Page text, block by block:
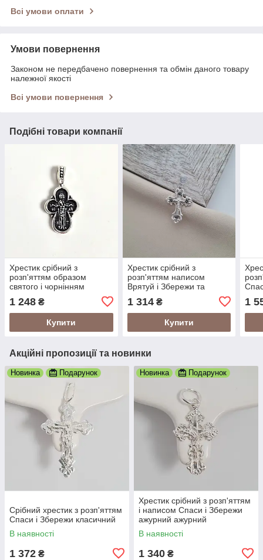
Всі умови оплати
Умови повернення
Законом не передбачено повернення та обмін даного товару
належної якості
Всі умови повернення
Подібні товари компанії
Хрестик срібний з
розп'яттям образом
святого і чорнінням
1 248 ₴
Купити
Хрестик срібний з
розп'яттям написом
Врятуй і Збережи та
1 314₴
Купити
1
Акційні пропозиції та новинки
Новинка Подарунок
Срібний хрестик з розп'яттям
Спаси і Збережи класичний
В наявності
1 372 ₴
Новинка Подарунок
Хрестик срібний з розп'яттям
і написом Спаси і Збережи
ажурний ажурний
В наявності
1 340 ₴